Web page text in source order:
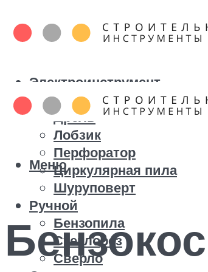
Электроинструмент
Болгарка
Дрель
Лобзик
Перфоратор
Циркулярная пила
Шуруповерт
Ручной
Бензопила
Стеклорез
Сверло
Меню